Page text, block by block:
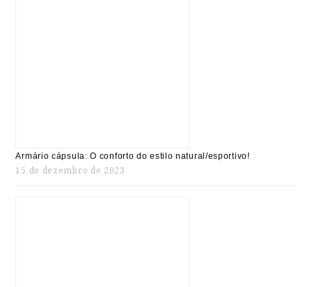
Armário cápsula: O conforto do estilo natural/esportivo!
15 de dezembro de 2023